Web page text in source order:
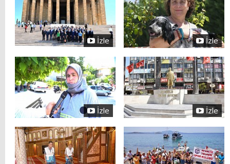
İzle İzle
İzle İzle